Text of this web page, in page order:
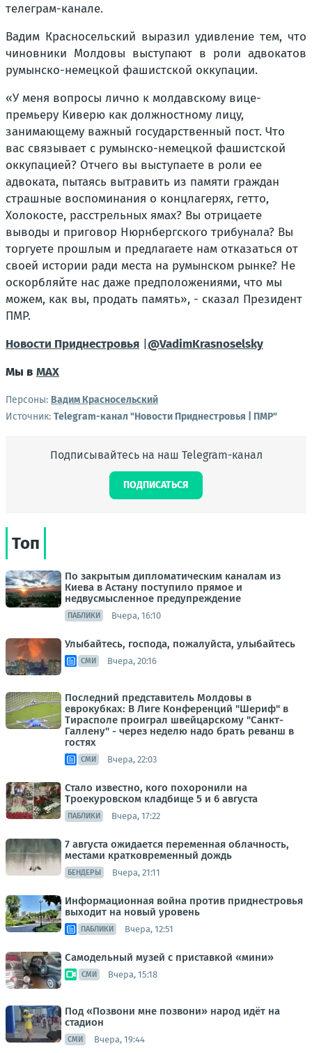
телеграм-канале.
Вадим Красносельский выразил удивление тем, что
чиновники Молдовы выступают в роли адвокатов
румынско-немецкой фашистской оккупации.
«У меня вопросы лично к молдавскому вице-
премьеру Киверю как должностному лицу,
занимающему важный государственный пост. Что
вас связывает с румынско-немецкой фашистской
оккупацией? Отчего вы выступаете в роли ее
адвоката, пытаясь вытравить из памяти граждан
страшные воспоминания о концлагерях, гетто,
Холокосте, расстрельных ямах? Вы отрицаете
выводы и приговор Нюрнбергского трибунала? Вы
торгуете прошлым и предлагаете нам отказаться от
своей истории ради места на румынском рынке? Не
оскорбляйте нас даже предположениями, что мы
можем, как вы, продать память», - сказал Президент
ПМР.
Новости Приднестровья @VadimKrasnoselsky
Мы в MAX
Персоны: Вадим Красносельский
Источник: Telegram-канал "Новости Приднестровья | ПМР"
Подписывайтесь на наш Telegram-канал
ПОДПИСАТЬСЯ
Топ
По закрытым дипломатическим каналам из
Киева в Астану поступило прямое и
недвусмысленное предупреждение
ПАБЛИКИ Вчера, 16:10
Улыбайтесь, господа, пожалуйста, улыбайтесь
СМИ Вчера, 20:16
Последний представитель Молдовы в
еврокубках: В Лиге Конференций "Шериф" в
Тирасполе проиграл швейцарскому "Санкт-
Галлену" - через неделю надо брать реванш в
гостях
СМИ Вчера, 22:03
Стало известно, кого похоронили на
Троекуровском кладбище 5 и 6 августа
ПАБЛИКИ Вчера, 17:22
7 августа ожидается переменная облачность,
местами кратковременный дождь
БЕНДЕРЫ Вчера, 21:11
Информационная война против приднестровья
выходит на новый уровень
ПАБЛИКИ Вчера, 12:51
Самодельный музей с приставкой «мини»
СМИ Вчера, 15:18
Под «Позвони мне позвони» народ идёт на
стадион
СМИ Вчера, 19:44